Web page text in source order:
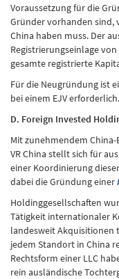
Voraussetzung für die
Gründer vorhanden sind,
China haben muss. Der
Registrierungseinlage
gesamte registrierte
Für die Neugründung ist
bei einem EJV erforderlich.
D. Foreign Invested
Mit zunehmendem
VR China stellt sich für
einer Koordinierung
dabei die Gründung einer
Holdinggesellschaften
Tätigkeit internationaler
landesweit Akquisitionen
jedem Standort in China
Rechtsform einer LLC
rein ausländische